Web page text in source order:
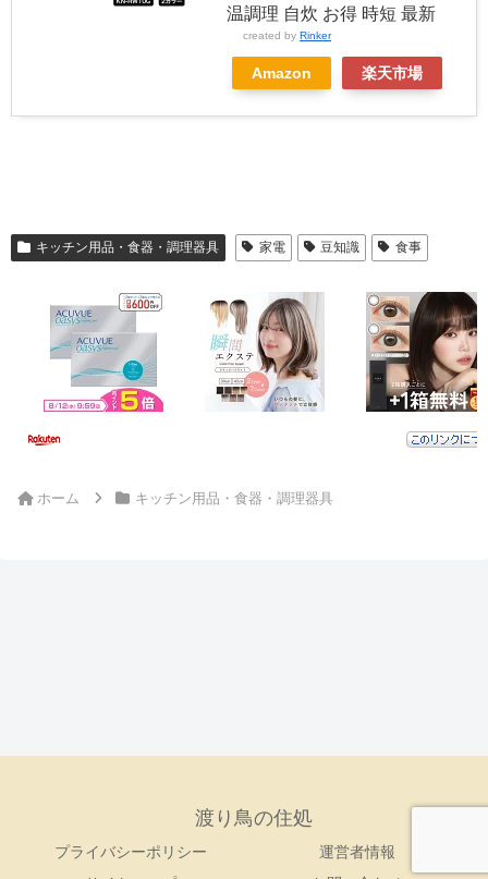
温調理 自炊 お得 時短 最新
created by Rinker
Amazon 楽天市場
キッチン用品・食器・調理器具 家電 豆知識 食事
ホーム キッチン用品・食器・調理器具
渡り鳥の住処
プライバシーポリシー
運営者情報